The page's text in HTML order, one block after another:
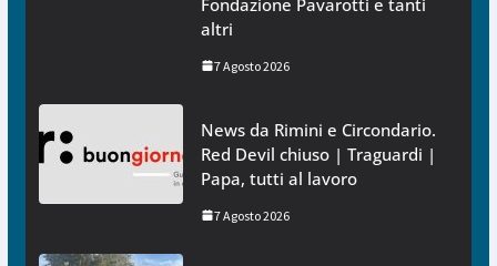
altri
7 Agosto 2026
News da Rimini e Circondario.
Red Devil chiuso | Traguardi |
Papa, tutti al lavoro
7 Agosto 2026